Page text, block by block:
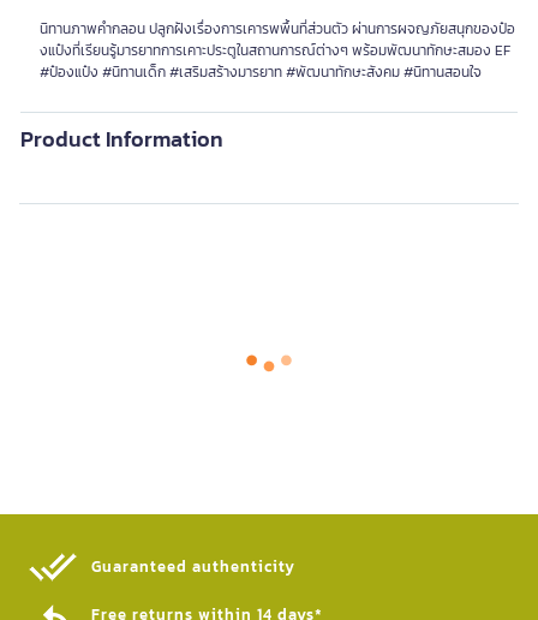
นิทานภาพคำกลอน ปลูกฝังเรื่องการเคารพพื้นที่ส่วนตัว ผ่านการผจญภัยสนุกของป๋อ
งแป๋งที่เรียนรู้มารยาทการเคาะประตูในสถานการณ์ต่างๆ พร้อมพัฒนาทักษะสมอง EF
#ป๋องแป๋ง #นิทานเด็ก #เสริมสร้างมารยาท #พัฒนาทักษะสังคม #นิทานสอนใจ
Product Information
Guaranteed authenticity​
Free returns within 14 days*